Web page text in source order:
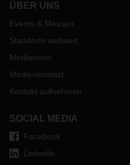
ÜBER UNS
Events & Messen
Standorte weltweit
Mediaroom
Medienkontakt
Kontakt aufnehmen
SOCIAL MEDIA
Facebook
LinkedIn